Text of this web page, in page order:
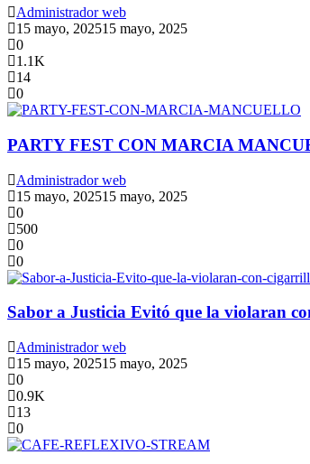
Administrador web
15 mayo, 202515 mayo, 2025
0
1.1K
14
0
PARTY FEST CON MARCIA
Administrador web
15 mayo, 202515 mayo, 2025
0
500
0
0
Sabor a Justicia Evitó que la violaran
Administrador web
15 mayo, 202515 mayo, 2025
0
0.9K
13
0